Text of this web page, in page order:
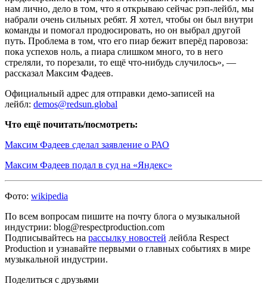
нам лично, дело в том, что я открываю сейчас рэп-лейбл, мы
набрали очень сильных ребят. Я хотел, чтобы он был внутри
команды и помогал продюсировать, но он выбрал другой
путь. Проблема в том, что его пиар бежит вперёд паровоза:
пока успехов ноль, а пиара слишком много, то в него
стреляли, то порезали, то ещё что-нибудь случилось», —
рассказал Максим Фадеев.
Официальный адрес для отправки демо-записей на
лейбл: demos@redsun.global
Что ещё почитать/посмотреть:
Максим Фадеев сделал заявление о РАО
Максим Фадеев подал в суд на «Яндекс»
Фото: wikipedia
По всем вопросам пишите на почту блога о музыкальной
индустрии: blog@respectproduction.com
Подписывайтесь на рассылку новостей лейбла Respect
Production и узнавайте первыми о главных событиях в мире
музыкальной индустрии.
Поделиться с друзьями